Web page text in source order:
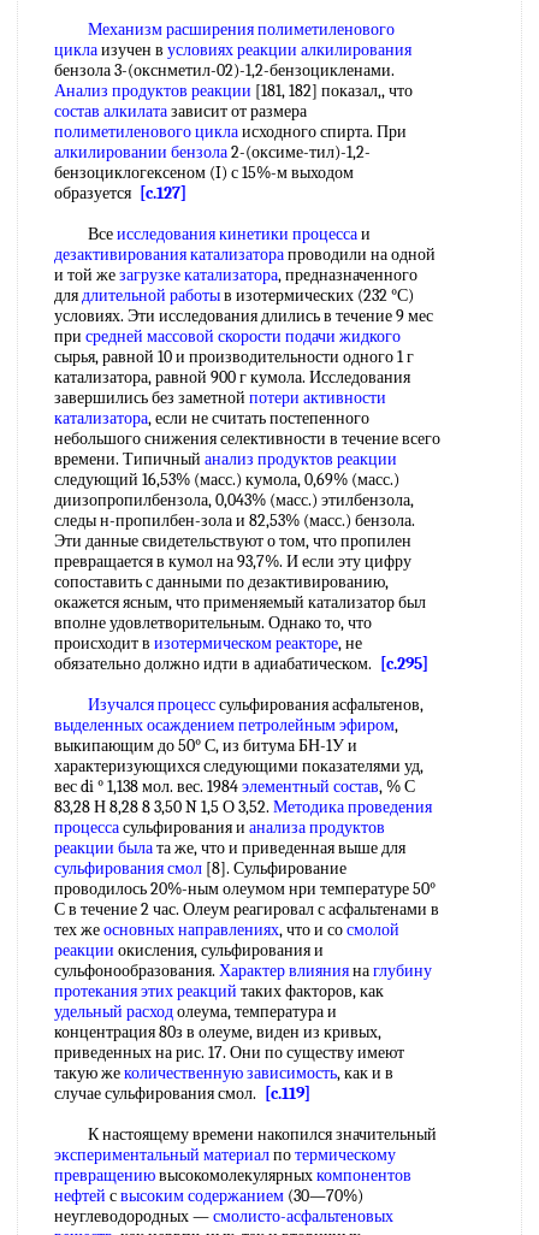
Механизм расширенияполиметиленового
циклаизучен в условиях реакции алкилирования
бензола 3-(окснметил-02)-1,2-бензоцикленами.
Анализ продуктов реакции [181, 182] показал,, что
состав алкилатазависит от размера
полиметиленового циклаисходного спирта. При
алкилировании бензола2-(оксиме-тил)-1,2-
бензоциклогексеном (I) с 15%-м выходом
образуется [c.127]
Всеисследования кинетики процессаи
дезактивирования катализаторапроводили на одной
и той жезагрузке катализатора, предназначенного
длядлительной работыв изотермических (232 °С)
условиях. Эти исследования длились в течение 9 мес
при средней массовой скорости подачи жидкого
сырья, равной 10 и производительности одного 1 г
катализатора, равной 900 г кумола. Исследования
завершились без заметной потери активности
катализатора, если не считать постепенного
небольшого снижения селективности в течение всего
времени. Типичный анализ продуктов реакции
следующий 16,53% (масс.) кумола, 0,69% (масс.)
диизопропилбензола, 0,043% (масс.) этилбензола,
следы н-пропилбен-зола и 82,53% (масс.) бензола.
Эти данные свидетельствуют о том, что пропилен
превращается в кумол на 93,7%. И если эту цифру
сопоставить с данными по дезактивированию,
окажется ясным, что применяемый катализатор был
вполне удовлетворительным. Однако то, что
происходит в изотермическом реакторе, не
обязательно должно идти в адиабатическом.
[c.295]
Изучался процесссульфирования асфальтенов,
выделенных осаждениемпетролейным эфиром,
выкипающим до 50° С, из битума БН-1У и
характеризующихся следующими показателями уд,
вес di ° 1,138 мол. вес. 1984элементный состав, % С
83,28 Н 8,28 8 3,50 N 1,5 О 3,52. Методика проведения
процессасульфирования и анализа продуктов
реакции былата же, что и приведенная выше для
сульфирования смол [8]. Сульфирование
проводилось 20%-ным олеумом нри температуре 50°
С в течение 2 час. Олеум реагировал с асфальтенами в
тех жеосновных направлениях, что и сосмолой
реакции окисления, сульфирования и
сульфонообразования. Характер влияниянаглубину
протеканияэтих реакций таких факторов, как
удельный расходолеума, температура и
концентрация 80з в олеуме, виден из кривых,
приведенных на рис. 17. Они по существу имеют
такую жеколичественную зависимость, как и в
случае сульфирования смол.
[c.119]
К настоящему времени накопился значительный
экспериментальный материалпотермическому
превращениювысокомолекулярныхкомпонентов
нефтей свысоким содержанием (30—70%)
неуглеводородных —смолисто-асфальтеновых